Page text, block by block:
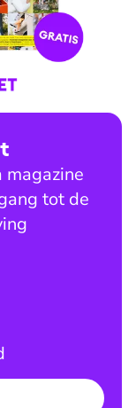
magazine
tot de